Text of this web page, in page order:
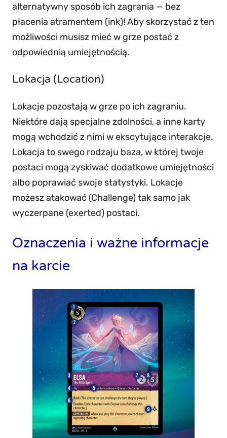
alternatywny sposób ich zagrania — bez
płacenia atramentem (ink)! Aby skorzystać z ten
możliwości musisz mieć w grze postać z
odpowiednią umiejętnością.
Lokacja (Location)
Lokacje pozostają w grze po ich zagraniu.
Niektóre dają specjalne zdolności, a inne karty
mogą wchodzić z nimi w ekscytujące interakcje.
Lokacja to swego rodzaju baza, w której twoje
postaci mogą zyskiwać dodatkowe umiejętności
albo poprawiać swoje statystyki. Lokacje
możesz atakować (Challenge) tak samo jak
wyczerpane (exerted) postaci.
Oznaczenia i ważne informacje
na karcie